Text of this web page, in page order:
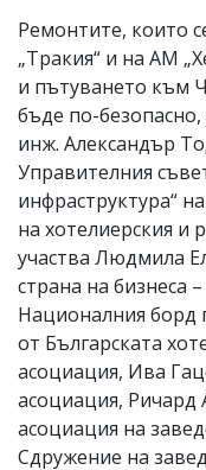
обиден
вас
коментар,
моля
сигнализирайте
Ремонтите, които
„Тракия“ и на АМ
и пътуването към
бъде по-
инж. Александър
Управителния
инфраструктура“
на хотелиерския и
участва Людмила
страна на бизнеса
Националния борд
от Българската
асоциация, Ива
асоциация, Ричард
асоциация на
Сдружение на